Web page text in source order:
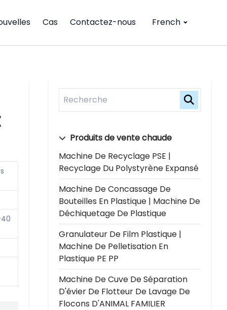
Cas Contactez-nous French
Produits de vente chaude
Machine De Recyclage PSE |
Recyclage Du Polystyrène Expansé
Machine De Concassage De
Bouteilles En Plastique | Machine De
Déchiquetage De Plastique
Granulateur De Film Plastique |
Machine De Pelletisation En
Plastique PE PP
Machine De Cuve De Séparation
D'évier De Flotteur De Lavage De
Flocons D'ANIMAL FAMILIER